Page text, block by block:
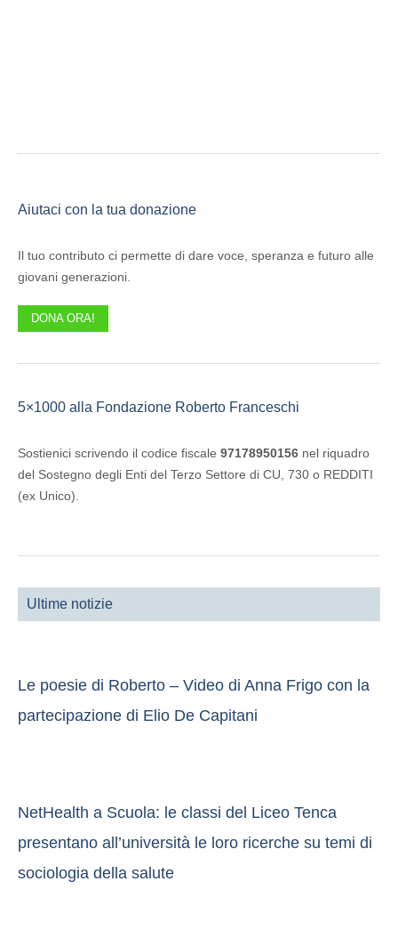
Aiutaci con la tua donazione
Il tuo contributo ci permette di dare voce, speranza e futuro alle
giovani generazioni.
DONA ORA!
5×1000 alla Fondazione Roberto Franceschi
Sostienici scrivendo il codice fiscale 97178950156 nel riquadro
del Sostegno degli Enti del Terzo Settore di CU, 730 o REDDITI
(ex Unico).
Ultime notizie
Le poesie di Roberto – Video di Anna Frigo con la
partecipazione di Elio De Capitani
NetHealth a Scuola: le classi del Liceo Tenca
presentano all’università le loro ricerche su temi di
sociologia della salute